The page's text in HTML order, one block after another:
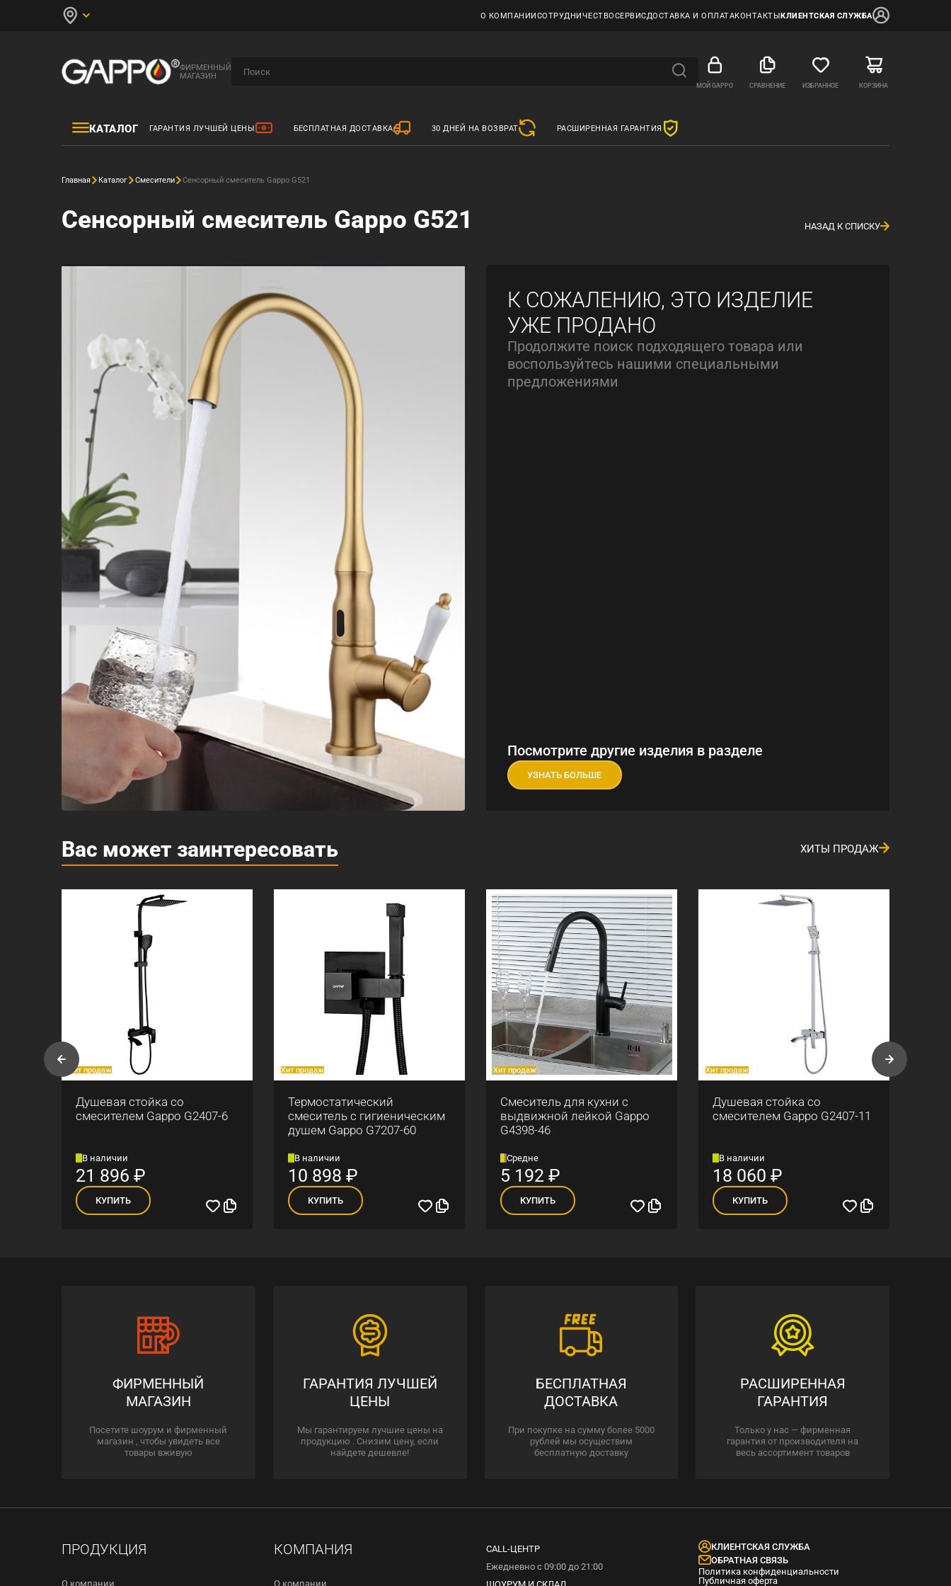
О КОМПАНИИСОТРУДНИЧЕСТВОСЕРВИСДОСТАВКА И ОПЛАТАКОНТАКТЫКЛИЕНТСКАЯ СЛУЖБА
ФИРМЕННЫЙ
МАГАЗИН
МОЙ GAPPO СРАВНЕНИЕ ИЗБРАННОЕ КОРЗИНА
КАТАЛОГ ГАРАНТИЯ ЛУЧШЕЙ ЦЕНЫ БЕСПЛАТНАЯ ДОСТАВКА 30 ДНЕЙ НА ВОЗВРАТ РАСШИРЕННАЯ ГАРАНТИЯ
Главная Каталог Смесители Сенсорный смеситель Gappo G521
Сенсорный смеситель Gappo G521 НАЗАД К СПИСКУ
К СОЖАЛЕНИЮ, ЭТО ИЗДЕЛИЕ
УЖЕ ПРОДАНО
Продолжите поиск подходящего товара или
воспользуйтесь нашими специальными
предложениями
Посмотрите другие изделия в разделе
УЗНАТЬ БОЛЬШЕ
Вас может заинтересовать ХИТЫ ПРОДАЖ
Хит продаж
Душевая стойка со
смесителем Gappo G2407-6
В наличии
21 896 ₽
КУПИТЬ
Хит продаж
Термостатический
смеситель с гигиеническим
душем Gappo G7207-60
В наличии
10 898 ₽
КУПИТЬ
Хит продаж
Смеситель для кухни с
выдвижной лейкой Gappo
G4398-46
Средне
5 192₽
КУПИТЬ
Хит продаж
Душевая стойка со
смесителем Gappo G2407-11
В наличии
18 060 ₽
КУПИТЬ
ФИРМЕННЫЙ
МАГАЗИН
Посетите шоурум и фирменный
магазин , чтобы увидеть все
товары вживую
ГАРАНТИЯ ЛУЧШЕЙ
ЦЕНЫ
Мы гарантируем лучшие цены на
продукцию . Снизим цену, если
найдете дешевле!
БЕСПЛАТНАЯ
ДОСТАВКА
При покупке на сумму более 5000
рублей мы осуществим
бесплатную доставку
РАСШИРЕННАЯ
ГАРАНТИЯ
Только у нас — фирменная
гарантия от производителя на
весь ассортимент товаров
ПРОДУКЦИЯ
О компании
КОМПАНИЯ
О компании
CALL-ЦЕНТР
Ежедневно с 09:00 до 21:00
КЛИЕНТСКАЯ СЛУЖБА
ОБРАТНАЯ СВЯЗЬ
Политика конфиденциальности
Публичная оферта